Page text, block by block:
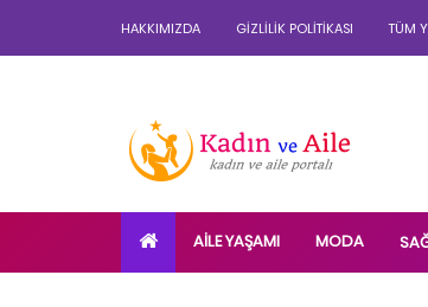
HAKKIMIZDA GIZLILIK POLITIKASI TÜM
AILE YAŞAMI MODA